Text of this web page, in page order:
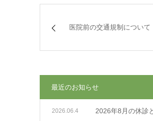
医院前の交通規制について
最近のお知らせ
2026年8月の休診
2026.06.4